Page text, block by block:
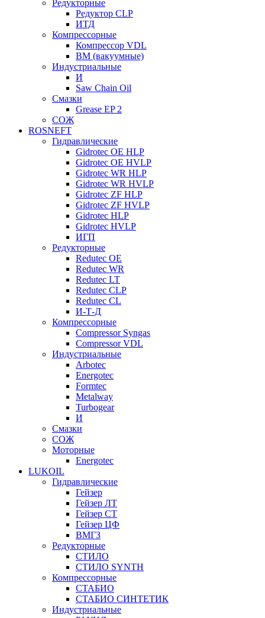
Редукторные
Редуктор CLP
ИТД
Компрессорные
Компрессор VDL
ВМ (вакуумные)
Индустриальные
И
Saw Chain Oil
Смазки
Grease EP 2
СОЖ
ROSNEFT
Гидравлические
Gidrotec OE HLP
Gidrotec OE HVLP
Gidrotec WR HLP
Gidrotec WR HVLP
Gidrotec ZF HLP
Gidrotec ZF HVLP
Gidrotec HLP
Gidrotec HVLP
ИГП
Редукторные
Redutec OE
Redutec WR
Redutec LT
Redutec CLP
Redutec CL
И-Т-Д
Компрессорные
Compressor Syngas
Compressor VDL
Индустриальные
Arbotec
Energotec
Formtec
Metalway
Turbogear
И
Смазки
СОЖ
Моторные
Energotec
LUKOIL
Гидравлические
Гейзер
Гейзер ЛТ
Гейзер СТ
Гейзер ЦФ
ВМГЗ
Редукторные
СТИЛО
СТИЛО SYNTH
Компрессорные
СТАБИО
СТАБИО СИНТЕТИК
Индустриальные